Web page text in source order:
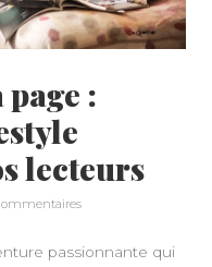
:
lecteurs
passionnante qui